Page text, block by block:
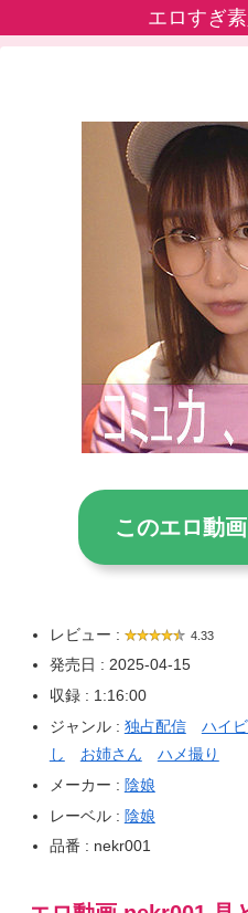
エロすぎ
このエロ動
レビュー : 4.33
発売日 : 2025-04-15
収録 : 1:16:00
ジャンル : 独占配信 ハイ
し
お姉さん
ハメ撮り
メーカー : 陰娘
レーベル : 陰娘
品番 : nekr001